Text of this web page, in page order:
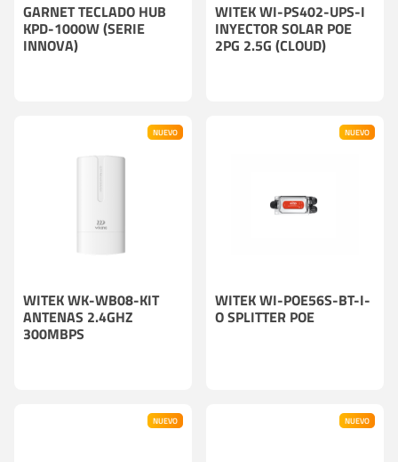
GARNET TECLADO HUB
KPD-1000W (SERIE
INNOVA)
WITEK WI-PS402-UPS-I
INYECTOR SOLAR POE
2PG 2.5G (CLOUD)
NUEVO
WITEK WK-WB08-KIT
ANTENAS 2.4GHZ
300MBPS
NUEVO
WITEK WI-POE56S-BT-I-
O SPLITTER POE
NUEVO NUEVO